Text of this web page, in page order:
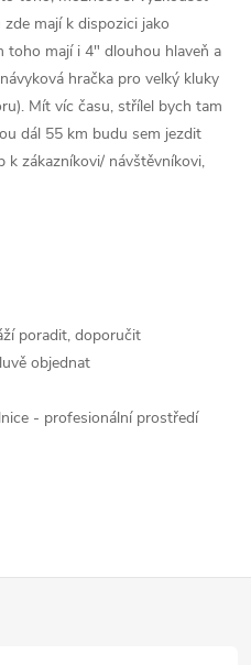
mají k dispozici jako
toho mají i 4" dlouhou hlaveň a
hračka pro velký kluky
Mít víc času, střílel bych tam
dál 55 km budu sem jezdit
zákazníkovi/ návštěvníkovi,
poradit, doporučit
objednat
- profesionální prostředí